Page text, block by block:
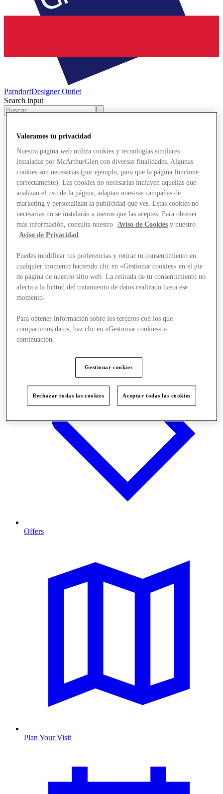
ParndorfDesigner Outlet
Search input
Stores
Offers
Plan Your Visit
Valoramos tu privacidad
Nuestra página web utiliza cookies y tecnologías similares
instaladas por McArthurGlen con diversas finalidades. Algunas
cookies son necesarias (por ejemplo, para que la página funcione
correctamente). Las cookies no necesarias incluyen aquellas que
analizan el uso de la página, adaptan nuestras campañas de
marketing y personalizan la publicidad que ves. Estas cookies no
necesarias no se instalarán a menos que las aceptes. Para obtener
más información, consulta nuestro
Aviso de Cookies y nuestro
Aviso de Privacidad.
Puedes modificar tus preferencias y retirar tu consentimiento en
cualquier momento haciendo clic en «Gestionar cookies» en el pie
de página de nuestro sitio web. La retirada de tu consentimiento no
afecta a la licitud del tratamiento de datos realizado hasta ese
momento.
Para obtener información sobre los terceros con los que
compartimos datos, haz clic en «Gestionar cookies» a
continuación.
Gestionar cookies
Rechazar todas las cookies Aceptar todas las cookies